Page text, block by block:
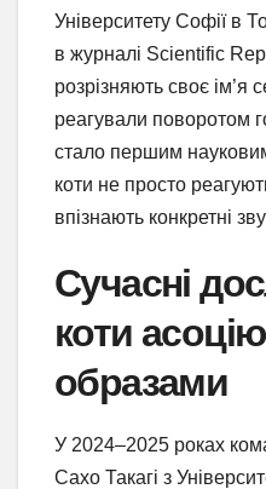
Університету Софії в
в журналі Scientific
розрізняють своє ім’я
реагували поворотом
стало першим
коти не просто
впізнають конкретні
Сучасні
коти
образами
У 2024–2025 роках
Сахо Такагі з